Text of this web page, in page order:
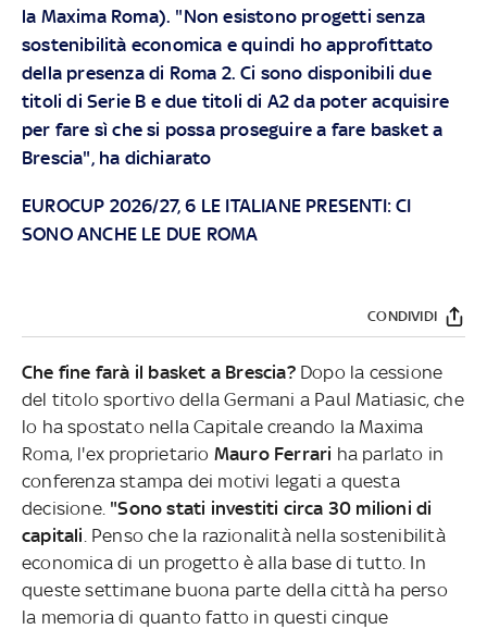
la Maxima Roma). "Non esistono progetti senza
sostenibilità economica e quindi ho approfittato
della presenza di Roma 2. Ci sono disponibili due
titoli di Serie B e due titoli di A2 da poter acquisire
per fare sì che si possa proseguire a fare basket a
Brescia", ha dichiarato
EUROCUP 2026/27, 6 LE ITALIANE PRESENTI: CI
SONO ANCHE LE DUE ROMA
CONDIVIDI
Che fine farà il basket a Brescia?Dopo la cessione
del titolo sportivo della Germani a Paul Matiasic, che
lo ha spostato nella Capitale creando la Maxima
Roma, l'ex proprietario Mauro Ferrari ha parlato in
conferenza stampa dei motivi legati a questa
decisione. "Sono stati investiti circa 30 milioni di
capitali . Penso che la razionalità nella sostenibilità
economica di un progetto è alla base di tutto. In
queste settimane buona parte della città ha perso
la memoria di quanto fatto in questi cinque